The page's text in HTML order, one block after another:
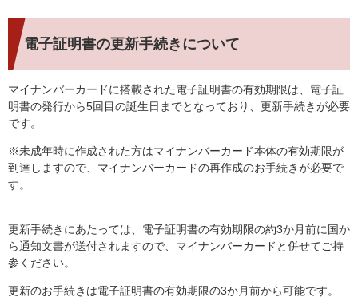
電子証明書の更新手続きについて
マイナンバーカードに搭載された電子証明書の有効期限は、電子証
明書の発行から5回目の誕生日までとなっており、更新手続きが必要
です。
※未成年時に作成された方はマイナンバーカード本体の有効期限が
到達しますので、マイナンバーカードの再作成のお手続きが必要で
す。
更新手続きにあたっては、電子証明書の有効期限の約3か月前に国か
ら通知文書が送付されますので、マイナンバーカードと併せてご持
参ください。
更新のお手続きは電子証明書の有効期限の3か月前から可能です。